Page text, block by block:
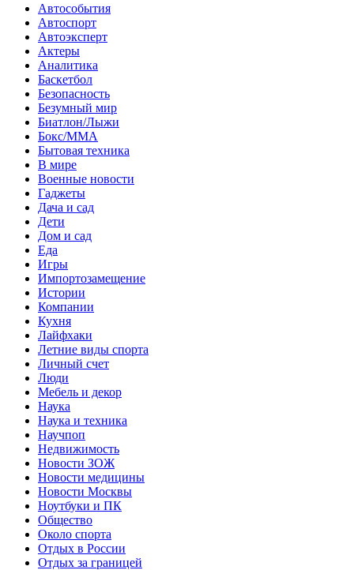
Автособытия
Автоспорт
Автоэксперт
Актеры
Аналитика
Баскетбол
Безопасность
Безумный мир
Биатлон/Лыжи
Бокс/MMA
Бытовая техника
В мире
Военные новости
Гаджеты
Дача и сад
Дети
Дом и сад
Еда
Игры
Импортозамещение
Истории
Компании
Кухня
Лайфхаки
Летние виды спорта
Личный счет
Люди
Мебель и декор
Наука
Наука и техника
Научпоп
Недвижимость
Новости ЗОЖ
Новости медицины
Новости Москвы
Ноутбуки и ПК
Общество
Около спорта
Отдых в России
Отдых за границей